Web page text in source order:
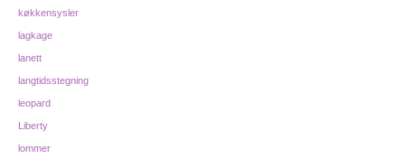
køkkensysler
lagkage
lanett
langtidsstegning
leopard
Liberty
lommer